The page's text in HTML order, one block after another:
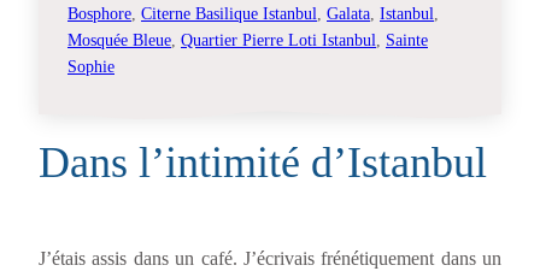
Bosphore Citerne Basilique Istanbul Galata Istanbul
Mosquée Bleue Quartier Pierre Loti Istanbul
Sainte
Sophie
Dans l’intimité d’Istanbul
J’étais assis dans un café. J’écrivais frénétiquement dans un